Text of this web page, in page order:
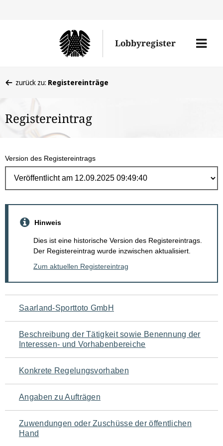
Lobbyregister
Menü
befinden
hier:
zurück zu: Registereinträge
Registereintrag
Version des Registereintrags
Hinweis
Dies ist eine historische Version des Registereintrags.
Der Registereintrag wurde inzwischen aktualisiert.
Zum aktuellen Registereintrag
Navigation
für
den
Seiteninhalt
Saarland-Sporttoto GmbH
Beschreibung der Tätigkeit sowie Benennung der
Interessen- und Vorhabenbereiche
Konkrete Regelungsvorhaben
Angaben zu Aufträgen
Zuwendungen oder Zuschüsse der öffentlichen
Hand